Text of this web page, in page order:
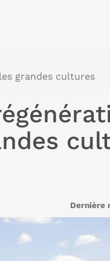
grandes cultures
Dernière